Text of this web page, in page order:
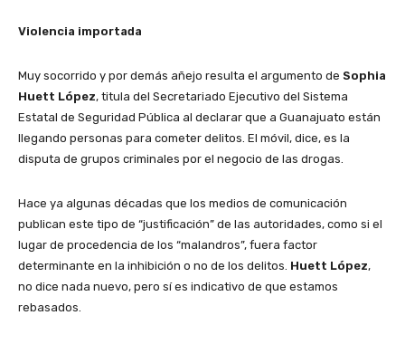
Violencia importada
Muy socorrido y por demás añejo resulta el argumento de Sophia
Huett López, titula del Secretariado Ejecutivo del Sistema
Estatal de Seguridad Pública al declarar que a Guanajuato están
llegando personas para cometer delitos. El móvil, dice, es la
disputa de grupos criminales por el negocio de las drogas.
Hace ya algunas décadas que los medios de comunicación
publican este tipo de “justificación” de las autoridades, como si el
lugar de procedencia de los “malandros”, fuera factor
determinante en la inhibición o no de los delitos. Huett López,
no dice nada nuevo, pero sí es indicativo de que estamos
rebasados.